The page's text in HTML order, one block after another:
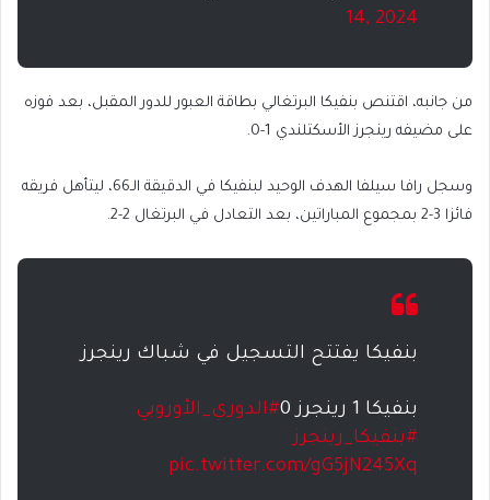
14, 2024
من جانبه، اقتنص بنفيكا البرتغالي بطاقة العبور للدور المقبل، بعد فوزه
على مضيفه رينجرز الأسكتلندي 1-0.
وسجل رافا سيلفا الهدف الوحيد لبنفيكا في الدقيقة الـ66، ليتأهل فريقه
فائزا 3-2 بمجموع المباراتين، بعد التعادل في البرتغال 2-2.
بنفيكا يفتتح التسجيل في شباك رينجرز
بنفيكا 1 رينجرز 0
#الدوري_الأوروبي
#بنفيكا_رينجرز
pic.twitter.com/gG5jN245Xq